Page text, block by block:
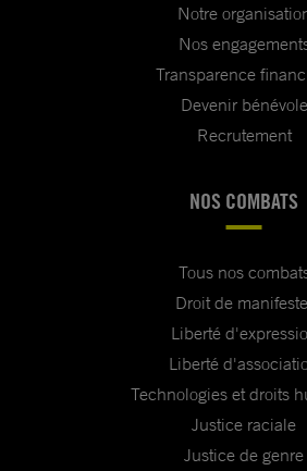
Notre
Nos
Transparence
Devenir bénévole
Recrutement
NOS COMBATS
Tous nos
Droit de
Liberté
Liberté
Technologies et droits
Justice raciale
Justice de genre